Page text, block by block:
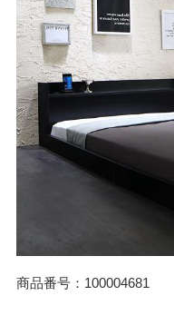
商品番号：100004681